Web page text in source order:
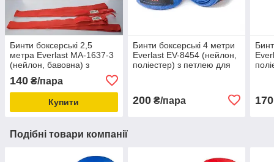
Бинти боксерські 2,5
метра Everlast MA-1637-3
(нейлон, бавовна) з
пальця
140 ₴/пара
Купити
Бинти боксерські 4 метри
Everlast EV-8454 (нейлон,
поліестер) з петлею для
200₴/пара 170
Подібні товари компанії